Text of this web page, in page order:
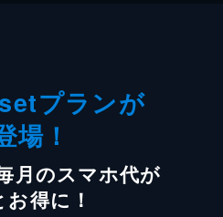
プランが
場！
月のスマホ代が
得に！